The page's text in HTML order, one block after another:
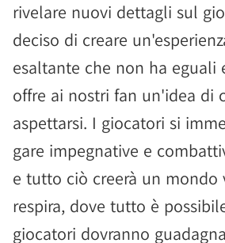
rivelare nuovi dettagli sul
deciso di creare
esaltante che non ha eguali
offre ai nostri fan un'idea di
aspettarsi. I giocatori si
gare impegnative e
e tutto ciò creerà un mondo
respira, dove tutto è
giocatori dovranno